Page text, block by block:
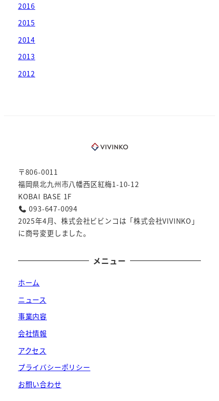
2016
2015
2014
2013
2012
〒806-0011
福岡県北九州市八幡西区紅梅1-10-12
KOBAI BASE 1F
093-647-0094
2025年4月、株式会社ビビンコは「株式会社VIVINKO」
に商号変更しました。
メニュー
ホーム
ニュース
事業内容
会社情報
アクセス
プライバシーポリシー
お問い合わせ